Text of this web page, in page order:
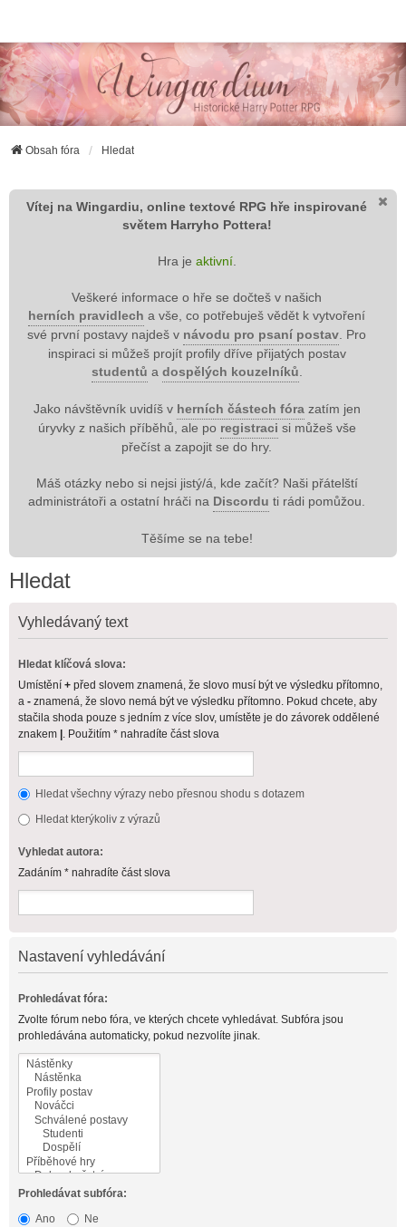
Wingardium RPG
Obsah fóra Hledat
Vítej na Wingardiu, online textové RPG hře inspirované
světem Harryho Pottera!
Hra je aktivní.
Veškeré informace o hře se dočteš v našich
herních pravidlech a vše, co potřebuješ vědět k vytvoření
své první postavy najdeš v návodu pro psaní postav. Pro
inspiraci si můžeš projít profily dříve přijatých postav
studentů a dospělých kouzelníků.
Jako návštěvník uvidíš v herních částech fórazatím jen
úryvky z našich příběhů, ale po registraci si můžeš vše
přečíst a zapojit se do hry.
Máš otázky nebo si nejsi jistý/á, kde začít? Naši přátelští
administrátoři a ostatní hráči na Discordu ti rádi pomůžou.
Těšíme se na tebe!
Hledat
Vyhledávaný text
Hledat klíčová slova:
Umístění + před slovem znamená, že slovo musí být ve výsledku přítomno,
a - znamená, že slovo nemá být ve výsledku přítomno. Pokud chcete, aby
stačila shoda pouze s jedním z více slov, umístěte je do závorek oddělené
znakem . Použitím * nahradíte část slova
Hledat všechny výrazy nebo přesnou shodu s dotazem
Hledat kterýkoliv z výrazů
Vyhledat autora:
Zadáním * nahradíte část slova
Nastavení vyhledávání
Prohledávat fóra:
Zvolte fórum nebo fóra, ve kterých chcete vyhledávat. Subfóra jsou
prohledávána automaticky, pokud nezvolíte jinak.
Prohledávat subfóra:
Ano
Ne